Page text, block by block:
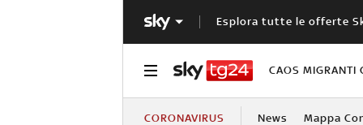
Esplora tutte le offerte
CAOS MIGRANTI
CORONAVIRUS News Mappa